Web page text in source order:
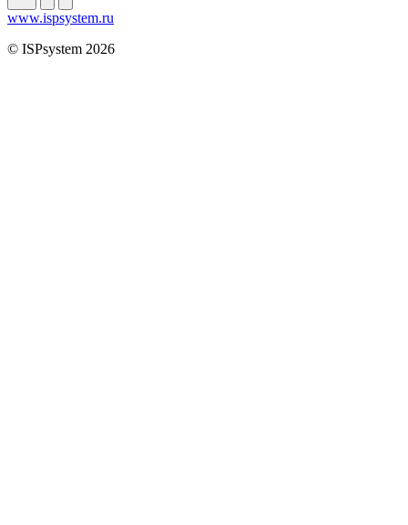
www.ispsystem.ru
© ISPsystem 2026